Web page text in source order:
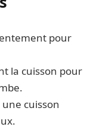
pour
la cuisson pour
cuisson